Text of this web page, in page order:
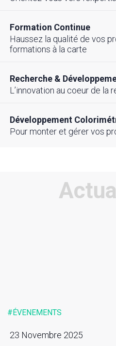
Formation Continue
Haussez la qualité de vos
formations à la carte
Recherche &
L’innovation au coeur de la
Développement
Pour monter et gérer vos
#ÉVENEMENTS
23 Novembre 2025